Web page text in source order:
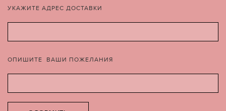
УКАЖИТЕ АДРЕС ДОСТАВКИ
ОПИШИТЕ ВАШИ ПОЖЕЛАНИЯ